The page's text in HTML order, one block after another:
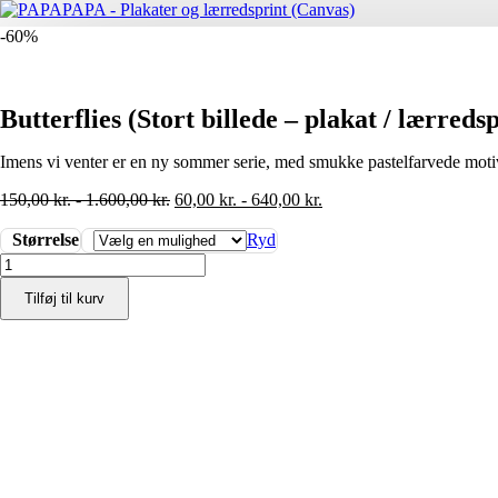
-60%
Butterflies (Stort billede – plakat /
Imens vi venter er en ny sommer serie, med smukke pastelfarvede
150,00kr.-1.600,00kr. 60,00 kr. - 640,00 kr.
Størrelse
Ryd
Butterflies
(Stort
billede
-
Tilføj til kurv